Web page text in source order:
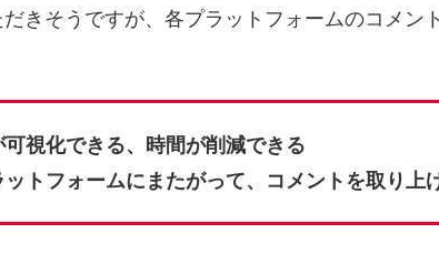
きそうですが、各プラットフォームのコメン
可視化できる、時間が削減できる
ットフォームにまたがって、コメントを取り上